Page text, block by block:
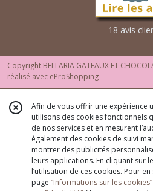
18 avis
Copyright BELLARIA GATEAUX ET
réalisé avec eProShopping
Afin de vous offrir une expérience
utilisons des cookies fonctionnels
de nos services et en mesurent
également des cookies de suivi
montrer des publicités
leurs applications. En cliquant sur
l’utilisation de ces cookies. Pour
page “Informations sur les cookies”